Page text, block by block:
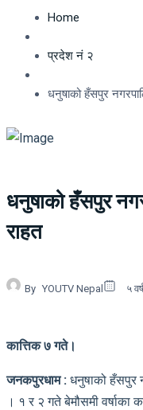
Home
प्रदेश नं २
धनुषाको हँसपुर
धनुषाको हँसपुर
राहत
By YOUTV Nepal ५
कात्तिक ७ गते।
जनकपुरधाम : धनुषाको हँसपुर
। १ र २ गते बेमौसमी वर्षाका